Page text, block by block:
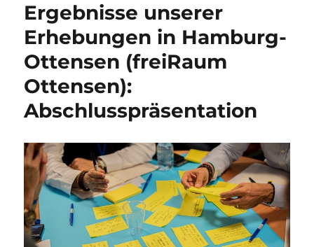
Ergebnisse unserer
Erhebungen in Hamburg-
Ottensen (freiRaum
Ottensen):
Abschlusspräsentation